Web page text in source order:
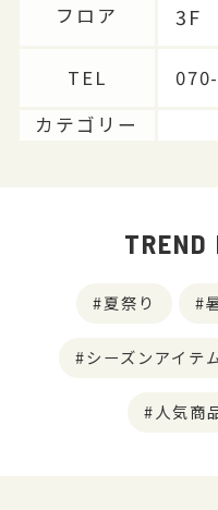
フロア 3F
TEL
カテゴリー
TREND
夏祭り
シーズンアイテ
人気商